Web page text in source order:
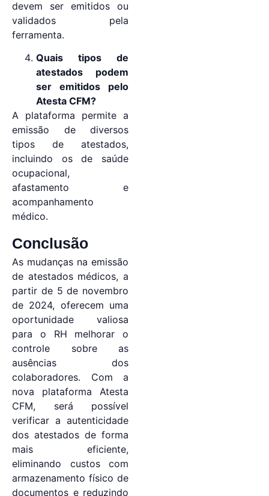
devem ser emitidos ou
validados pela
ferramenta.
Quais tipos de
atestados podem
ser emitidos pelo
Atesta CFM?
A plataforma permite a
emissão de diversos
tipos de atestados,
incluindo os de saúde
ocupacional,
afastamento e
acompanhamento
médico.
Conclusão
As mudanças na emissão
de atestados médicos, a
partir de 5 de novembro
de 2024, oferecem uma
oportunidade valiosa
para o RH melhorar o
controle sobre as
ausências dos
colaboradores. Com a
nova plataforma Atesta
CFM, será possível
verificar a autenticidade
dos atestados de forma
mais eficiente,
eliminando custos com
armazenamento físico de
documentos e reduzindo